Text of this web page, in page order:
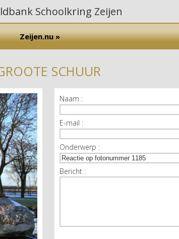
Zeijen.nu »
SCHUUR
Naam :
E-mail :
Onderwerp :
Bericht :